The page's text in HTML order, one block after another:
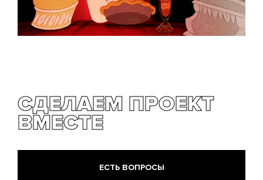
СДЕЛАЕМ ПРОЕКТ
ВМЕСТЕ
ЕСТЬ ВОПРОСЫ